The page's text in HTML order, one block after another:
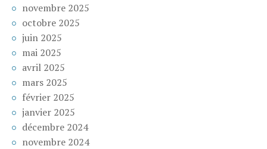
novembre 2025
octobre 2025
juin 2025
mai 2025
avril 2025
mars 2025
février 2025
janvier 2025
décembre 2024
novembre 2024